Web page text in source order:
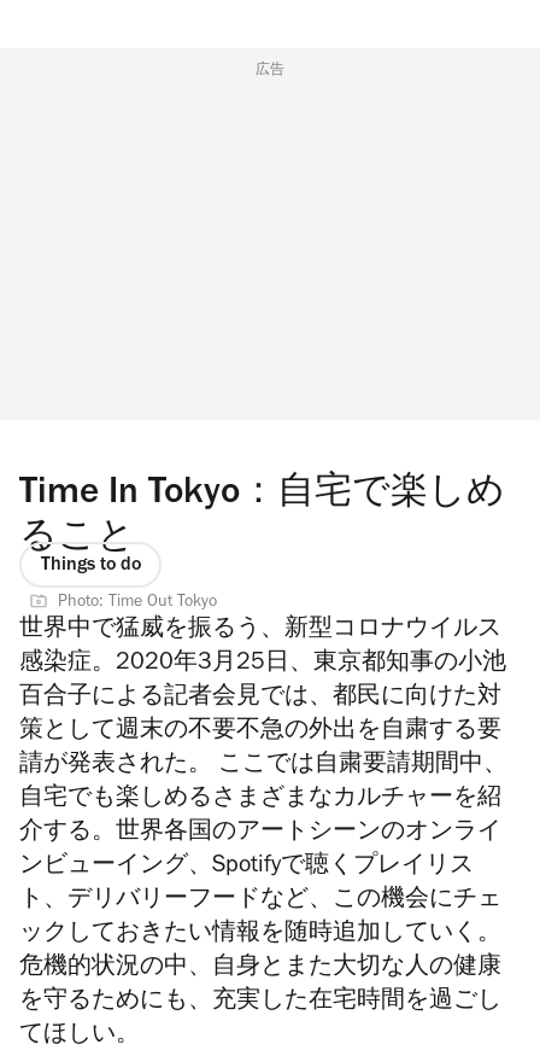
広告
Time In Tokyo：自宅で楽しめ
ること
Things to do
Photo: Time Out Tokyo
世界中で猛威を振るう、新型コロナウイルス
感染症。2020年3月25日、東京都知事の小池
百合子による記者会見では、都民に向けた対
策として週末の不要不急の外出を自粛する要
請が発表された。 ここでは自粛要請期間中、
自宅でも楽しめるさまざまなカルチャーを紹
介する。世界各国のアートシーンのオンライ
ンビューイング、Spotifyで聴くプレイリス
ト、デリバリーフードなど、この機会にチェ
ックしておきたい情報を随時追加していく。
危機的状況の中、自身とまた大切な人の健康
を守るためにも、充実した在宅時間を過ごし
てほしい。